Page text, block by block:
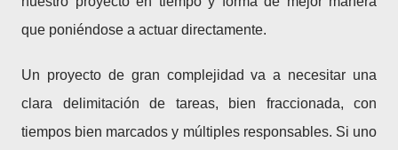
que poniéndose a actuar directamente.
Un proyecto de gran complejidad va a necesitar una
clara delimitación de tareas, bien fraccionada, con
tiempos bien marcados y múltiples responsables. Si uno